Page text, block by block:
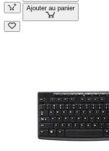
Ajouter au panier